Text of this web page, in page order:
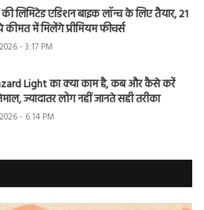
लिमिटेड एडिशन बाइक लॉन्च के लिए तैयार, 21
में मिलेंगे प्रीमियम फीचर्स
- 3:17 PM
Light का क्या काम है, कब और कैसे करें
ज्यादातर लोग नहीं जानते सही तरीका
- 6:14 PM